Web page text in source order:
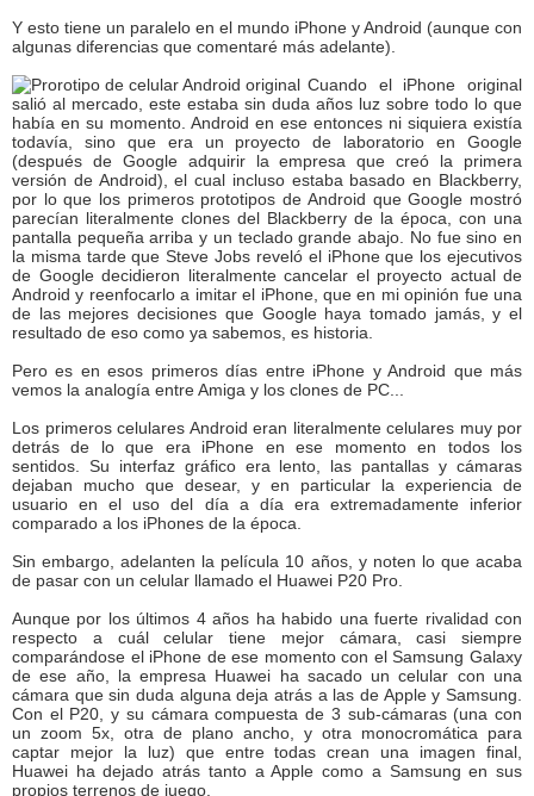
Y esto tiene un paralelo en el mundo iPhone y Android (aunque con
algunas diferencias que comentaré más adelante).
Cuando el iPhone original
salió al mercado, este estaba sin duda años luz sobre todo lo que
había en su momento. Android en ese entonces ni siquiera existía
todavía, sino que era un proyecto de laboratorio en Google
(después de Google adquirir la empresa que creó la primera
versión de Android), el cual incluso estaba basado en Blackberry,
por lo que los primeros prototipos de Android que Google mostró
parecían literalmente clones del Blackberry de la época, con una
pantalla pequeña arriba y un teclado grande abajo. No fue sino en
la misma tarde que Steve Jobs reveló el iPhone que los ejecutivos
de Google decidieron literalmente cancelar el proyecto actual de
Android y reenfocarlo a imitar el iPhone, que en mi opinión fue una
de las mejores decisiones que Google haya tomado jamás, y el
resultado de eso como ya sabemos, es historia.
Pero es en esos primeros días entre iPhone y Android que más
vemos la analogía entre Amiga y los clones de PC...
Los primeros celulares Android eran literalmente celulares muy por
detrás de lo que era iPhone en ese momento en todos los
sentidos. Su interfaz gráfico era lento, las pantallas y cámaras
dejaban mucho que desear, y en particular la experiencia de
usuario en el uso del día a día era extremadamente inferior
comparado a los iPhones de la época.
Sin embargo, adelanten la película 10 años, y noten lo que acaba
de pasar con un celular llamado el Huawei P20 Pro.
Aunque por los últimos 4 años ha habido una fuerte rivalidad con
respecto a cuál celular tiene mejor cámara, casi siempre
comparándose el iPhone de ese momento con el Samsung Galaxy
de ese año, la empresa Huawei ha sacado un celular con una
cámara que sin duda alguna deja atrás a las de Apple y Samsung.
Con el P20, y su cámara compuesta de 3 sub-cámaras (una con
un zoom 5x, otra de plano ancho, y otra monocromática para
captar mejor la luz) que entre todas crean una imagen final,
Huawei ha dejado atrás tanto a Apple como a Samsung en sus
propios terrenos de juego.